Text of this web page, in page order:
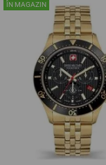
ÎN MAGAZIN